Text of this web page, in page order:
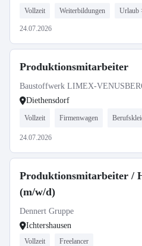
Vollzeit Weiterbildungen Urlaub
24.07.2026
Produktionsmitarbeiter
Baustoffwerk LIMEX-
Diethensdorf
Vollzeit Firmenwagen
24.07.2026
Produktionsmitarbeiter /
(m/w/d)
Dennert Gruppe
Ichtershausen
Vollzeit Freelancer